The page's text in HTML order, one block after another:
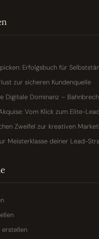
Erfolgsbuch für
zur sicheren Kundenquelle
Digitale Dominanz –
Vom Klick zum Elite-Lead
Zweifel zur kreativen
Meisterklasse deiner Lead-
erstellen